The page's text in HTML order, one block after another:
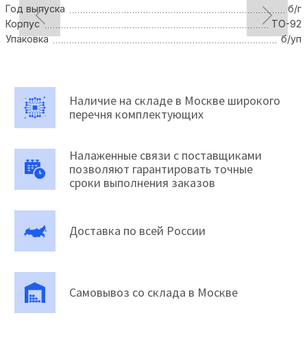
Год выпуска
б/г
Корпус
TO-92
Упаковка
б/уп
Наличие на складе в Москве широкого
перечня комплектующих
Налаженные связи с поставщиками
позволяют гарантировать точные
сроки выполнения заказов
Доставка по всей России
Самовывоз со склада в Москве